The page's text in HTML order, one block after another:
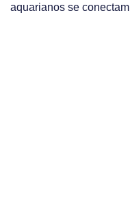
aquarianos se conectam